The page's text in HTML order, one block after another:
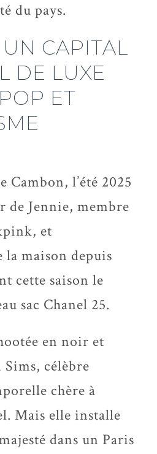
du pays.
CAPITAL
DE LUXE
ET
Cambon, l’été 2025
de Jennie, membre
et
la maison depuis
cette saison le
sac Chanel 25.
en noir et
célèbre
chère à
Mais elle installe
dans un Paris